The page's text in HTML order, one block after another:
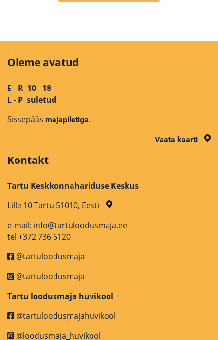
Oleme avatud
E - R 10 - 18
L - P suletud
Sissepääs majapiletiga.
Vaata kaarti
Kontakt
Tartu Keskkonnahariduse Keskus
Lille 10 Tartu 51010, Eesti
e-mail: info@tartuloodusmaja.ee
tel +372 736 6120
@tartuloodusmaja
@tartuloodusmaja
Tartu loodusmaja huvikool
@tartuloodusmajahuvikool
@loodusmaja_huvikool